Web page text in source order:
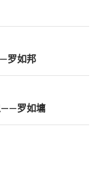
罗如邦
——罗如墉